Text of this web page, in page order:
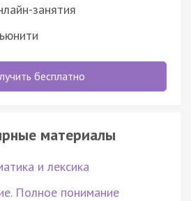
занятия
бесплатно
материалы
и лексика
Полное понимание